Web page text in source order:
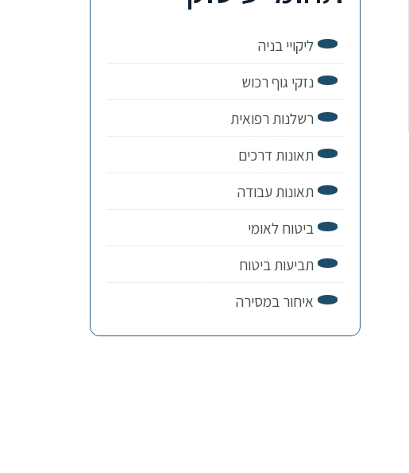
ליקויי בניה
נזקי גוף רכוש
רשלנות רפואית
תאונות דרכים
תאונות עבודה
ביטוח לאומי
תביעות ביטוח
איחור במסירה